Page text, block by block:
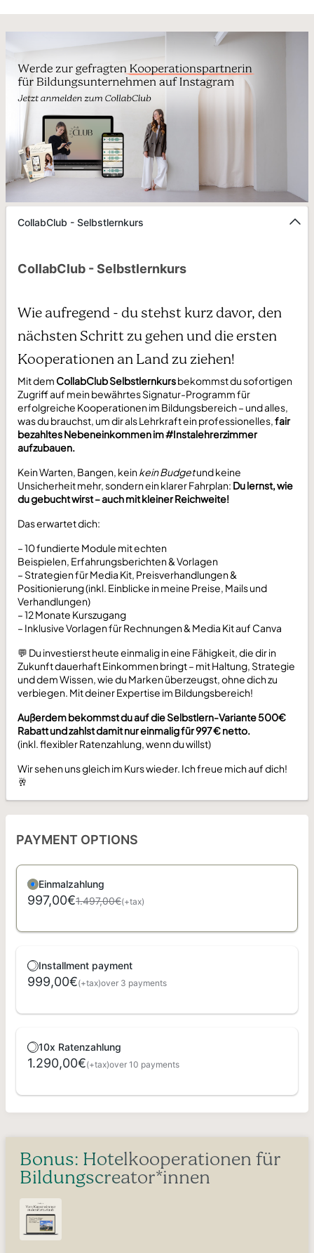
CollabClub - Selbstlernkurs
CollabClub - Selbstlernkurs
Wie aufregend - du stehst kurz davor, den
nächsten Schritt zu gehen und die ersten
Kooperationen an Land zu ziehen!
Mit dem CollabClub Selbstlernkursbekommst du sofortigen
Zugriff auf mein bewährtes Signatur-Programm für
erfolgreiche Kooperationen im Bildungsbereich – und alles,
was du brauchst, um dir als Lehrkraft ein professionelles,fair
bezahltes Nebeneinkommen im #Instalehrerzimmer
aufzubauen.
Kein Warten, Bangen, keinkein Budgetund keine
Unsicherheit mehr, sondern ein klarer Fahrplan: Du lernst, wie
du gebucht wirst –auch mit kleiner Reichweite!
Das erwartet dich:
– 10 fundierte Module mit echten
Beispielen, Erfahrungsberichten & Vorlagen
– Strategien für Media Kit, Preisverhandlungen &
Positionierung (inkl. Einblicke in meine Preise, Mails und
Verhandlungen)
– 12 Monate Kurszugang
– Inklusive Vorlagen für Rechnungen & Media Kit auf Canva
💬 Du investierst heute einmalig in eine Fähigkeit, die dir in
Zukunft dauerhaft Einkommen bringt – mit Haltung, Strategie
und dem Wissen, wie du Marken überzeugst, ohne dich zu
verbiegen. Mit deiner Expertise im Bildungsbereich!
Außerdem bekommst du auf die Selbstlern-Variante 500€
Rabatt und zahlst damit nur einmalig für 997 € netto.
(inkl. flexibler Ratenzahlung, wenn du willst)
Wir sehen uns gleich im Kurs wieder. Ich freue mich auf dich!
🥂
PAYMENT OPTIONS
Einmalzahlung
997,00€1.497,00€(+tax)
Installment payment
999,00€(+tax)over 3 payments
10x Ratenzahlung
1.290,00€(+tax)over 10 payments
Bonus: Hotelkooperationen für
Bildungscreator*innen